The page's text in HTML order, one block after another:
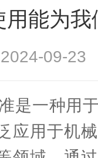
用能为
2024-09-
一种用于
应用于机